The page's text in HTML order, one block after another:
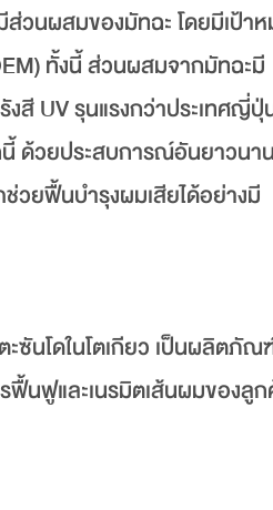
นผสมของมัทฉะ โดยมีเป้าห
ทั้งนี้ ส่วนผสมจากมัทฉะมี
สี UV รุนแรงกว่าประเทศญี่ปุ่
ด้วยประสบการณ์อันยาวนาน
วยฟื้นบำรุงผมเสียได้อย่างมี
ซันโดในโตเกียว เป็นผลิตภั
ฟื้นฟูและเนรมิตเส้นผมของลู